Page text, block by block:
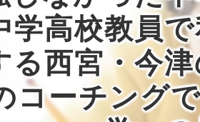
インの学習コーチング型・映像授業型の
不登校学習支援コース
国公立/関関同立対策 専門
英語特化コーチング
学高校教員
る西宮・今
コーチング